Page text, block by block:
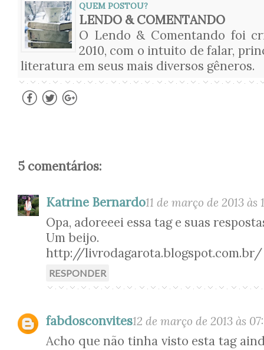
QUEM POSTOU?
LENDO & COMENTANDO
O Lendo & Comentando foi
2010, com o intuito de falar,
literatura em seus mais diversos gêneros.
5 comentários:
Katrine Bernardo11 de março de 2013 às
Opa, adoreeei essa tag e suas
Um beijo.
http://livrodagarota.blogspot.com.br/
RESPONDER
fabdosconvites12 de março de 2013 às
Acho que não tinha visto esta tag